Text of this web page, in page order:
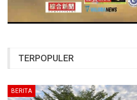
TERPOPULER
BERITA